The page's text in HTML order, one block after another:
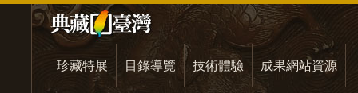
珍藏特展 目錄導覽 技術體驗 成果網站資源